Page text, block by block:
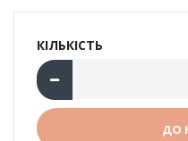
КІЛЬКІСТЬ